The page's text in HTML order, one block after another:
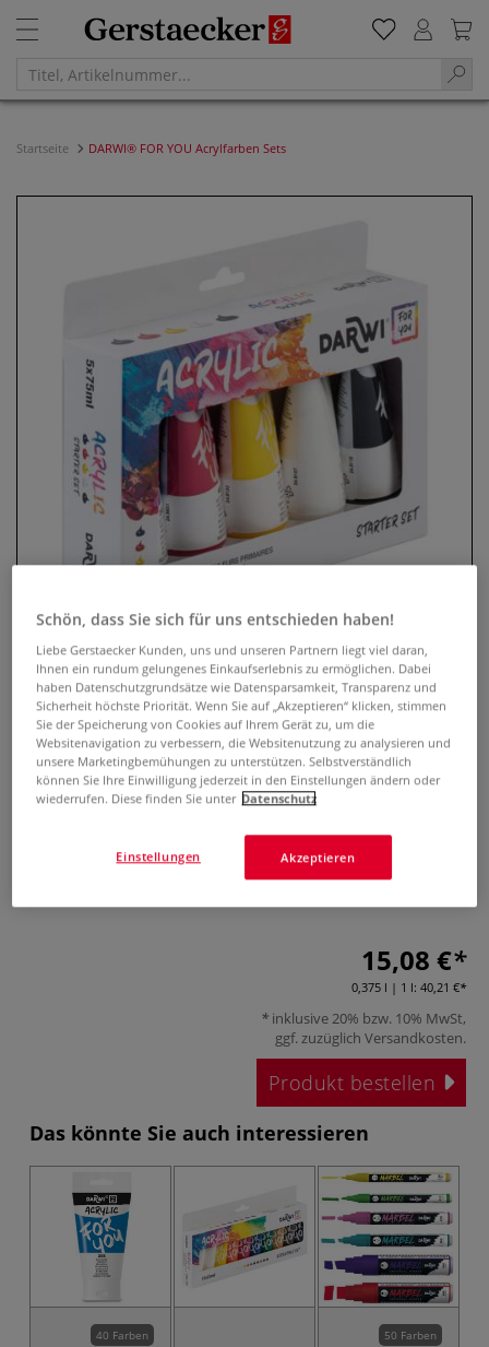
Startseite DARWI® FOR YOU Acrylfarben Sets
DARWI® FOR YOU Acrylfarben
Sets
0 Bewertungen
Acrylfarben Set mit fünf Tuben à 75 ml, erhältlich als
Primärfarben- oder Pastellfarben Set, mit cremiger
15,08 €
0,375 l | 1 l: 40,21 €
inklusive 20% bzw. 10% MwSt,
ggf. zuzüglich Versandkosten.
Produkt bestellen
Das könnte Sie auch interessieren
40 Farben 50 Farben
Schön, dass Sie sich für uns entschieden haben!
Liebe Gerstaecker Kunden, uns und unseren Partnern liegt viel daran,
Ihnen ein rundum gelungenes Einkaufserlebnis zu ermöglichen. Dabei
haben Datenschutzgrundsätze wie Datensparsamkeit, Transparenz und
Sicherheit höchste Priorität. Wenn Sie auf „Akzeptieren“ klicken, stimmen
Sie der Speicherung von Cookies auf Ihrem Gerät zu, um die
Websitenavigation zu verbessern, die Websitenutzung zu analysieren und
unsere Marketingbemühungen zu unterstützen. Selbstverständlich
können Sie Ihre Einwilligung jederzeit in den Einstellungen ändern oder
wiederrufen. Diese finden Sie unter Datenschutz
Akzeptieren
Einstellungen